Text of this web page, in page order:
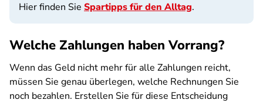
Hier finden Sie Spartipps für den Alltag.
Welche Zahlungen haben Vorrang?
Wenn das Geld nicht mehr für alle Zahlungen reicht,
müssen Sie genau überlegen, welche Rechnungen Sie
noch bezahlen. Erstellen Sie für diese Entscheidung